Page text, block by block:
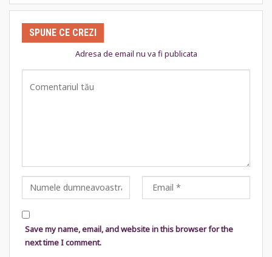
SPUNE CE CREZI
Adresa de email nu va fi publicata
Save my name, email, and website in this browser for the
next time I comment.